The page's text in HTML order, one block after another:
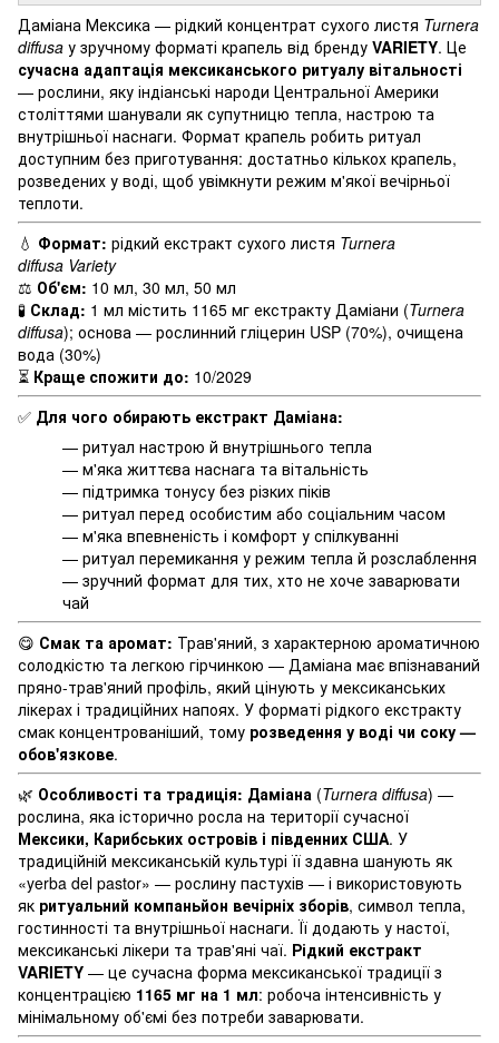
Даміана Мексика — рідкий концентрат сухого листя Turnera
diffusa у зручному форматі крапель від бренду VARIETY. Це
сучасна адаптація мексиканського ритуалу вітальності
— рослини, яку індіанські народи Центральної Америки
століттями шанували як супутницю тепла, настрою та
внутрішньої наснаги. Формат крапель робить ритуал
доступним без приготування: достатньо кількох крапель,
розведених у воді, щоб увімкнути режим м'якої вечірньої
теплоти.
💧 Формат: рідкий екстракт сухого листя Turnera
diffusa Variety
⚖️ Об'єм: 10 мл, 30 мл, 50 мл
🧪 Склад: 1 мл містить 1165 мг екстракту Даміани (Turnera
diffusa); основа — рослинний гліцерин USP (70%), очищена
вода (30%)
⏳ Краще спожити до: 10/2029
✅ Для чого обирають екстракт Даміана:
— ритуал настрою й внутрішнього тепла
— м'яка життєва наснага та вітальність
— підтримка тонусу без різких піків
— ритуал перед особистим або соціальним часом
— м'яка впевненість і комфорт у спілкуванні
— ритуал перемикання у режим тепла й розслаблення
— зручний формат для тих, хто не хоче заварювати
чай
😋 Смак та аромат: Трав'яний, з характерною ароматичною
солодкістю та легкою гірчинкою — Даміана має впізнаваний
пряно-трав'яний профіль, який цінують у мексиканських
лікерах і традиційних напоях. У форматі рідкого екстракту
смак концентрованіший, тому розведення у воді чи соку —
обов'язкове.
🌿 Особливості та традиція: Даміана (Turnera diffusa) —
рослина, яка історично росла на території сучасної
Мексики, Карибських островів і південних США. У
традиційній мексиканській культурі її здавна шанують як
«yerba del pastor» — рослину пастухів — і використовують
як ритуальний компаньйон вечірніх зборів, символ тепла,
гостинності та внутрішньої наснаги. Її додають у настої,
мексиканські лікери та трав'яні чаї. Рідкий екстракт
VARIETY — це сучасна форма мексиканської традиції з
концентрацією 1165 мг на 1 мл: робоча інтенсивність у
мінімальному об'ємі без потреби заварювати.